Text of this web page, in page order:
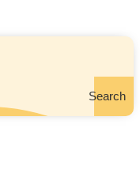
Search